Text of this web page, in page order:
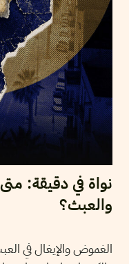
نواة في دقيقة:
والعبث؟
الغموض والإيغال في